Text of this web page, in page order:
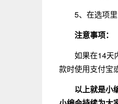
5、在选项
注意事项：
如果在14天
款时使用支付宝
以上就是小